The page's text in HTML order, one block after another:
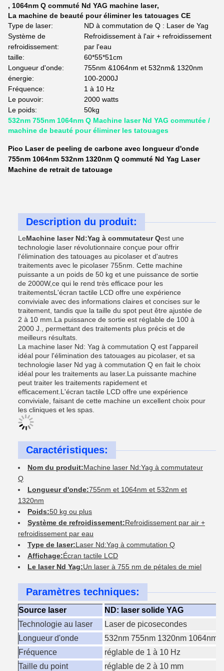
, 1064nm Q commuté Nd YAG machine laser,
La machine de beauté pour éliminer les tatouages CE
Type de laser:
ND à commutation de Q : Laser de Yag
Système de
refroidissement:
Refroidissement à l'air + refroidissement
par l'eau
taille:
60*55*51cm
Longueur d'onde:
755nm &1064nm et 532nm& 1320nm
énergie:
100-2000J
Fréquence:
1 à 10 Hz
Le pouvoir:
2000 watts
Le poids:
50kg
532nm 755nm 1064nm Q Machine laser Nd YAG commutée /
machine de beauté pour éliminer les tatouages
Pico Laser de peeling de carbone avec longueur d'onde
755nm 1064nm 532nm 1320nm Q commuté Nd Yag Laser
Machine de retrait de tatouage
Description du produit:
LeMachine laser Nd:Yag à commutateur Qest une
technologie laser révolutionnaire conçue pour offrir
l'élimination des tatouages au picolaser et d'autres
traitements avec le picolaser 755nm. Cette machine
puissante a un poids de 50 kg et une puissance de sortie
de 2000W,ce qui le rend très efficace pour les
traitementsL'écran tactile LCD offre une expérience
conviviale avec des informations claires et concises sur le
traitement, tandis que la taille du spot peut être ajustée de
2 à 10 mm.La puissance de sortie est réglable de 100 à
2000 J., permettant des traitements plus précis et de
meilleurs résultats.
La machine laser Nd: Yag à commutation Q est l'appareil
idéal pour l'élimination des tatouages au picolaser, et sa
technologie laser Nd yag à commutation Q en fait le choix
idéal pour les traitements au laser.La puissante machine
peut traiter les traitements rapidement et
efficacement.L'écran tactile LCD offre une expérience
conviviale, faisant de cette machine un excellent choix pour
les cliniques et les spas.
Caractéristiques:
Nom du produit:Machine laser Nd:Yag à commutateur
Q
Longueur d'onde:755nm et 1064nm et 532nm et
1320nm
Poids:50 kg ou plus
Système de refroidissement:Refroidissement par air +
refroidissement par eau
Type de laser:Laser Nd:Yag à commutation Q
Affichage:Écran tactile LCD
Le laser Nd Yag:Un laser à 755 nm de pétales de miel
Paramètres techniques:
Source laser
ND: laser solide YAG
Technologie au laser
Laser de picosecondes
Longueur d'onde
532nm 755nm 1320nm 1064nm
Fréquence
réglable de 1 à 10 Hz
Taille du point
réglable de 2 à 10 mm